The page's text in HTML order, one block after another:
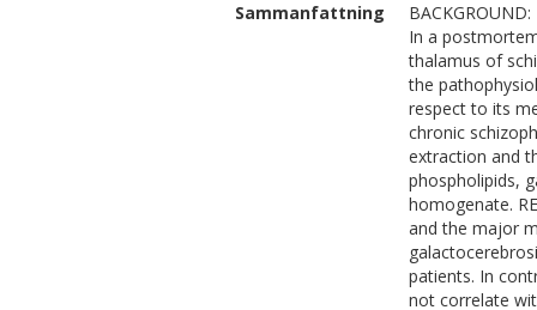
Sammanfattning
In a
thalamus of
the
respect to its
chronic
extraction and
phospholipids,
homogenate.
and the major
patients. In
not correlate